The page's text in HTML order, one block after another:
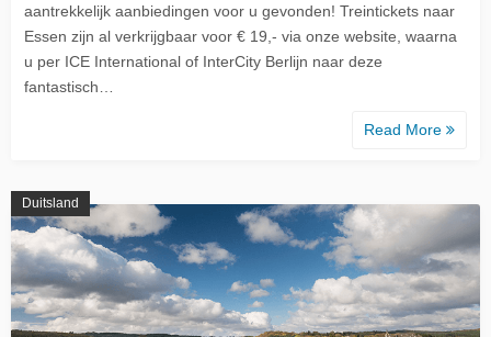
aantrekkelijk aanbiedingen voor u gevonden! Treintickets naar
Essen zijn al verkrijgbaar voor € 19,- via onze website, waarna
u per ICE International of InterCity Berlijn naar deze
fantastisch…
Read More
Duitsland